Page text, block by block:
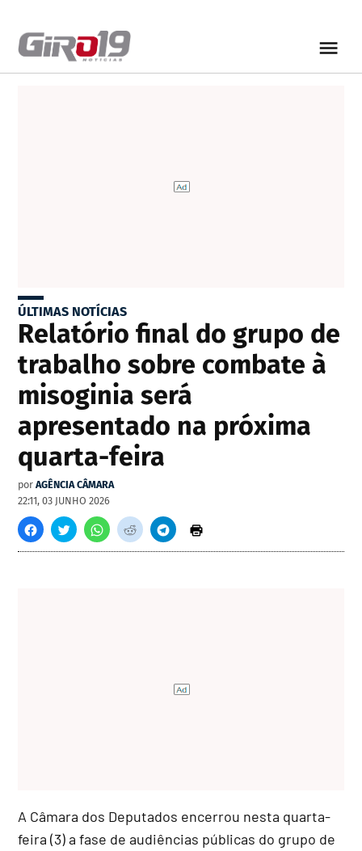
ÚLTIMAS NOTÍCIAS
Relatório final do grupo de
trabalho sobre combate à
misoginia será
apresentado na próxima
quarta-feira
por AGÊNCIA CÂMARA
22:11, 03 JUNHO 2026
A Câmara dos Deputados encerrou nesta quarta-
feira (3) a fase de audiências públicas do grupo de